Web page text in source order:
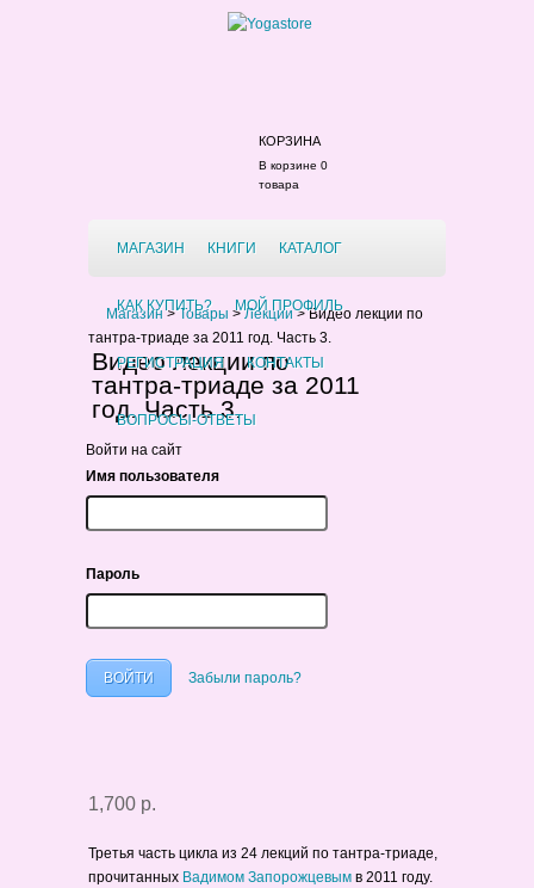
КОРЗИНА
В корзине 0
товара
МАГАЗИН КНИГИ КАТАЛОГ
КАК КУПИТЬ? МОЙ ПРОФИЛЬ
РЕГИСТРАЦИЯ КОНТАКТЫ
ВОПРОСЫ-ОТВЕТЫ
Магазин >Товары >Лекции>Видео лекции по
тантра-триаде за 2011 год. Часть 3.
Видео лекции по
тантра-триаде за 2011
год. Часть 3.
Войти на сайт
Имя пользователя
Пароль
Забыли пароль?
1,700 р.
Третья часть цикла из 24 лекций по тантра-триаде,
прочитанных Вадимом Запорожцевым в 2011 году.